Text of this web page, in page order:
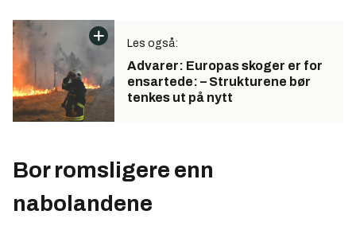
Les også:
Advarer: Europas skoger er for
ensartede: – Strukturene bør
tenkes ut på nytt
Bor romsligere enn
nabolandene